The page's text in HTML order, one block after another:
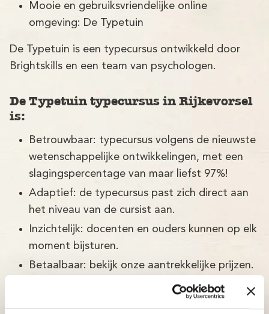
Mooie en gebruiksvriendelijke online
omgeving: De Typetuin
De Typetuin is een typecursus ontwikkeld door
Brightskills en een team van psychologen.
De Typetuin typecursus in Rijkevorsel
is:
Betrouwbaar: typecursus volgens de nieuwste
wetenschappelijke ontwikkelingen, met een
slagingspercentage van maar liefst 97%!
Adaptief: de typecursus past zich direct aan
het niveau van de cursist aan.
Inzichtelijk: docenten en ouders kunnen op elk
moment bijsturen.
Betaalbaar: bekijk onze aantrekkelijke prijzen.